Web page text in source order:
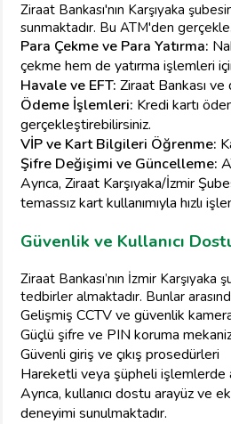
Ziraat Bankası'nın Karşıyaka
sunmaktadır. Bu ATM'den
Para Çekme ve Para Yatırma:
çekme hem de yatırma işlemleri
Havale ve EFT: Ziraat Bankası
Ödeme İşlemleri: Kredi kartı
gerçekleştirebilirsiniz.
VİP ve Kart Bilgileri Öğrenme:
Şifre Değişimi ve Güncelleme:
Ayrıca, Ziraat Karşıyaka/İzmir
temassız kart kullanımıyla hızlı
Güvenlik ve Kullanıcı
Ziraat Bankası’nın İzmir
tedbirler almaktadır. Bunlar
Gelişmiş CCTV ve güvenlik
Güçlü şifre ve PIN koruma
Güvenli giriş ve çıkış prosedürleri
Hareketli veya şüpheli işlemlerde
Ayrıca, kullanıcı dostu arayüz ve
deneyimi sunulmaktadır.